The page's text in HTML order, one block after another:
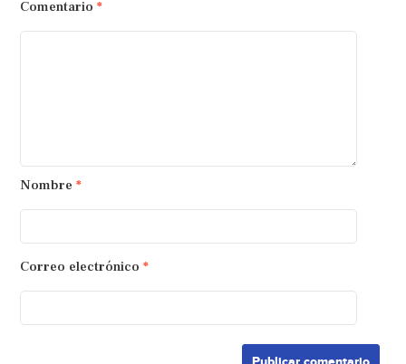
Comentario *
Nombre *
Correo electrónico *